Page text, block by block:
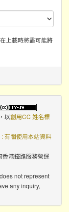
上載時將盡可能將
以創用CC 姓名標
有關使用本站資料
港鐵路服務營運
not represent
any inquiry,